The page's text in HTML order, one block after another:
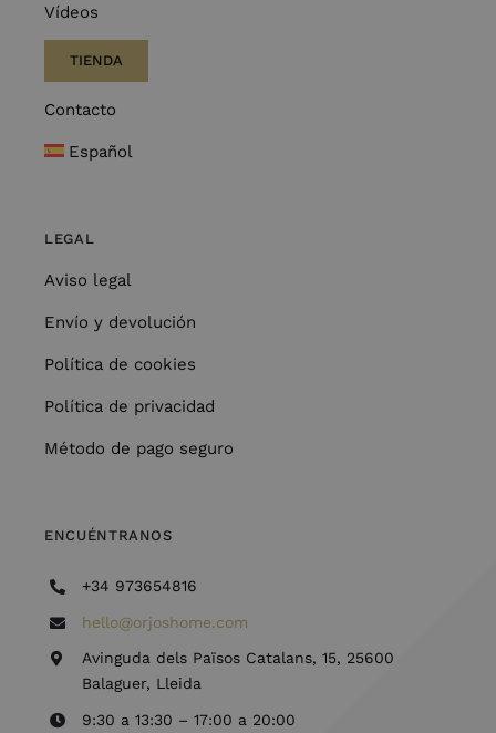
Vídeos
TIENDA
Contacto
Español
LEGAL
Aviso legal
Envío y devolución
Política de cookies
Política de privacidad
Método de pago seguro
ENCUÉNTRANOS
+34 973654816
hello@orjoshome.com
Avinguda dels Països Catalans, 15, 25600
Balaguer, Lleida
9:30 a 13:30 – 17:00 a 20:00